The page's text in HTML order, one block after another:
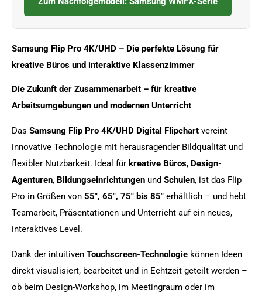
Samsung Flip Pro 4K/UHD – Die perfekte Lösung für
kreative Büros und interaktive Klassenzimmer
Die Zukunft der Zusammenarbeit – für kreative
Arbeitsumgebungen und modernen Unterricht
Das Samsung Flip Pro 4K/UHD Digital Flipchart vereint
innovative Technologie mit herausragender Bildqualität und
flexibler Nutzbarkeit. Ideal für kreative Büros, Design-
Agenturen, Bildungseinrichtungen und Schulen, ist das Flip
Pro in Größen von 55", 65", 75" bis 85" erhältlich – und hebt
Teamarbeit, Präsentationen und Unterricht auf ein neues,
interaktives Level.
Dank der intuitiven Touchscreen-Technologie können Ideen
direkt visualisiert, bearbeitet und in Echtzeit geteilt werden –
ob beim Design-Workshop, im Meetingraum oder im